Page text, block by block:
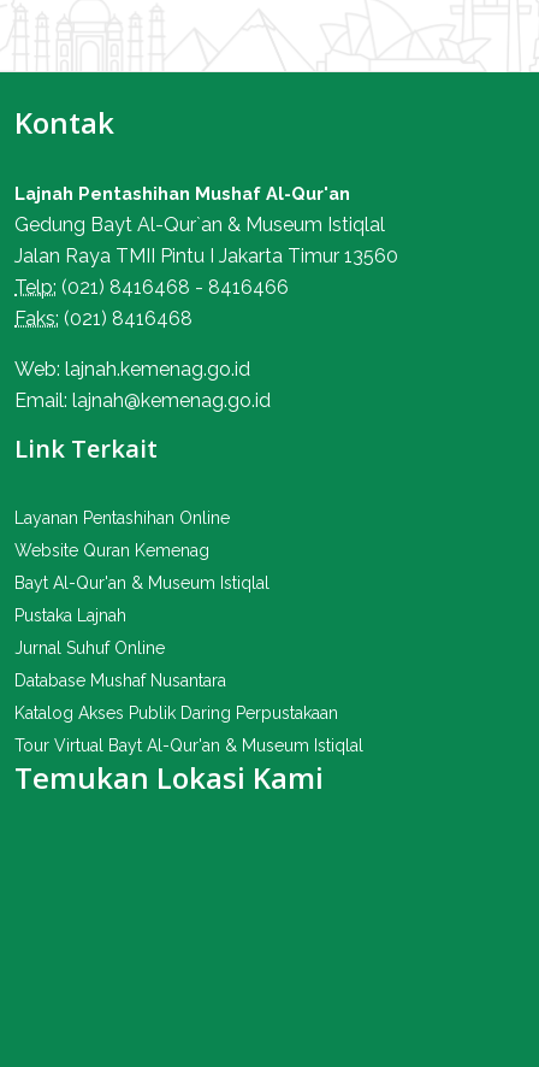
Kontak
Lajnah Pentashihan Mushaf Al-Qur'an
Gedung Bayt Al-Qur`an & Museum Istiqlal
Jalan Raya TMII Pintu I Jakarta Timur 13560
Telp: (021) 8416468 - 8416466
Faks: (021) 8416468
Web: lajnah.kemenag.go.id
Email: lajnah@kemenag.go.id
Link Terkait
Layanan Pentashihan Online
Website Quran Kemenag
Bayt Al-Qur'an & Museum Istiqlal
Pustaka Lajnah
Jurnal Suhuf Online
Database Mushaf Nusantara
Katalog Akses Publik Daring Perpustakaan
Tour Virtual Bayt Al-Qur'an & Museum Istiqlal
Temukan Lokasi Kami